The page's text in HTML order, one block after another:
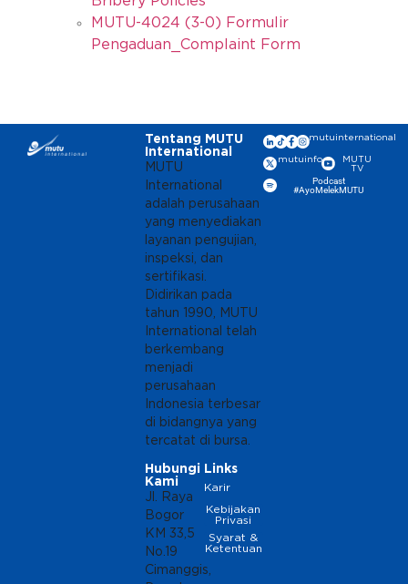
MUTU-4024 (3-0) Formulir
Pengaduan_Complaint Form
Tentang MUTU
International
MUTU
International
adalah perusahaan
yang menyediakan
layanan pengujian,
inspeksi, dan
sertifikasi.
Didirikan pada
tahun 1990, MUTU
International telah
berkembang
menjadi
perusahaan
Indonesia terbesar
di bidangnya yang
tercatat di bursa.
Hubungi
Kami
Jl. Raya
Bogor
KM 33,5
No.19
Cimanggis,
Links
Karir
Kebijakan
Privasi
Syarat &
Ketentuan
mutuinternational
mutuinfo
MUTU
TV
Podcast
#AyoMelekMUTU